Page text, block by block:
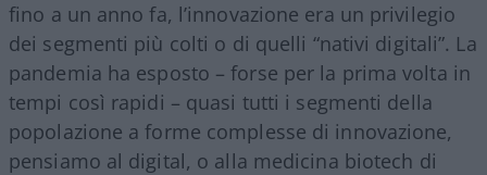
fino a un anno fa, l’innovazione era un privilegio
dei segmenti più colti o di quelli “nativi digitali”. La
pandemia ha esposto – forse per la prima volta in
tempi così rapidi – quasi tutti i segmenti della
popolazione a forme complesse di innovazione,
pensiamo al digital, o alla medicina biotech di